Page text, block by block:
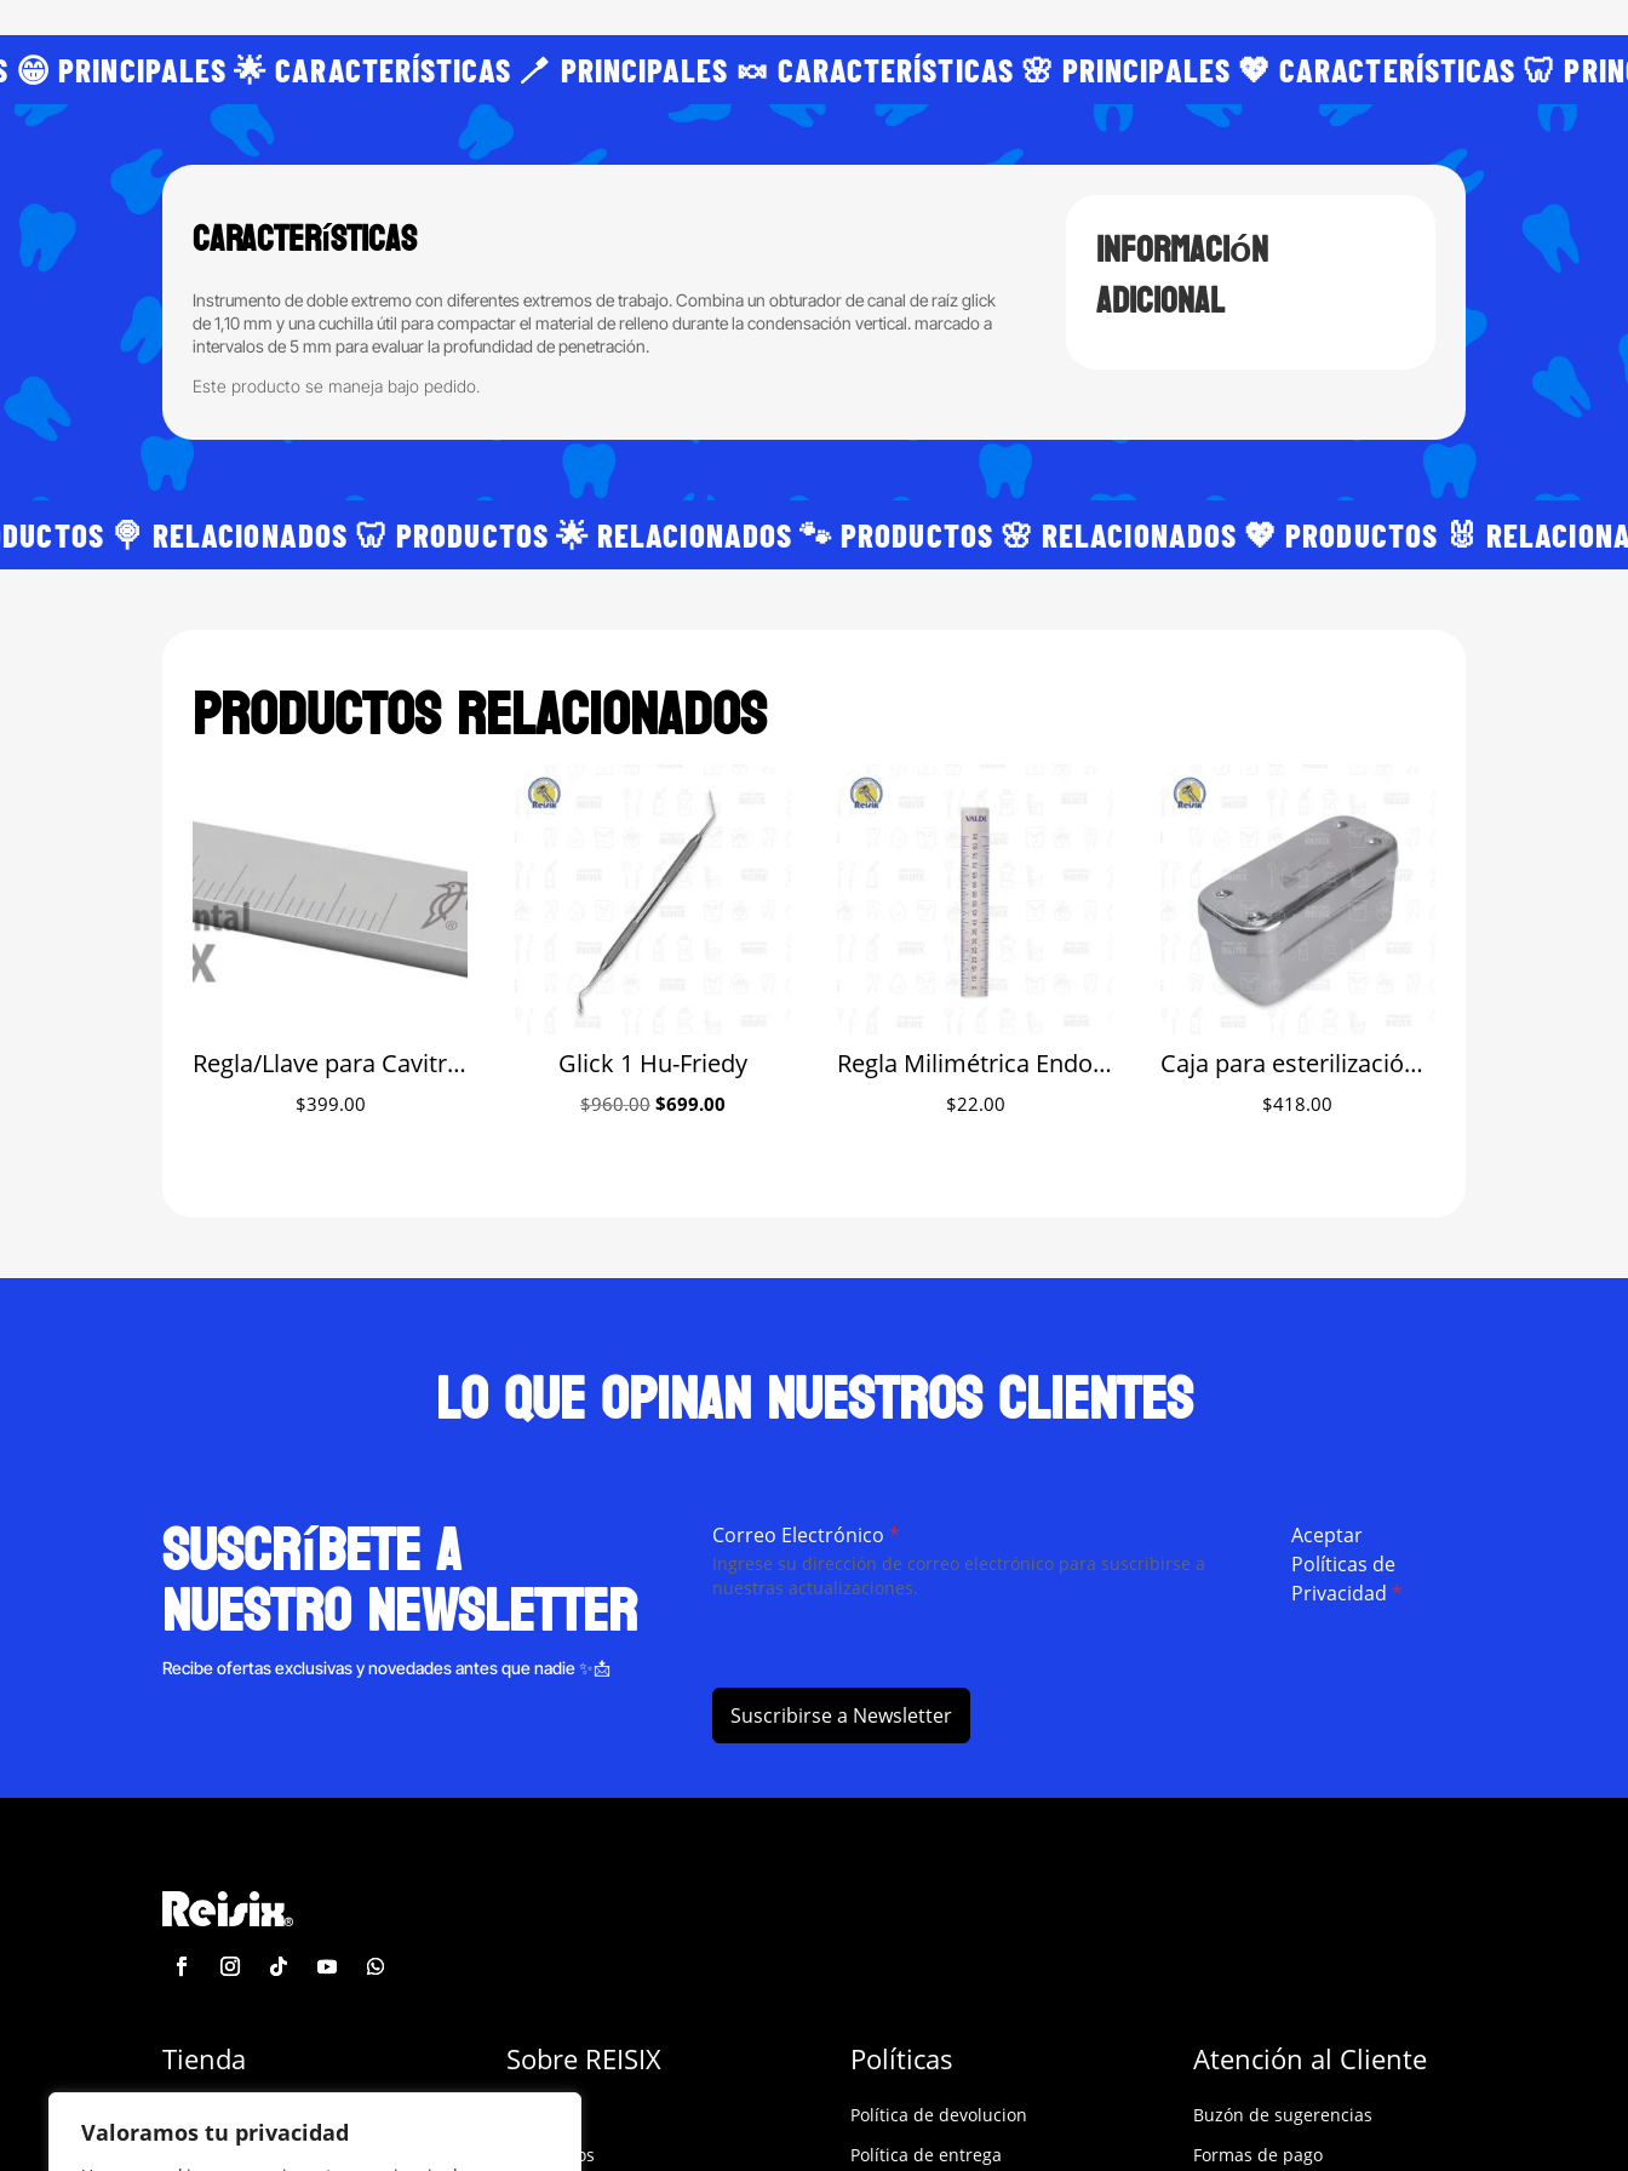
Valoramos tu privacidad
😁 PRINCIPALES 🌟 CARACTERÍSTICAS 🪥 PRINCIPALES 🍬 CARACTERÍSTICAS 🌸 PRINCIPALES 💖 CARACTERÍSTICAS 🦷
Características
Instrumento de doble extremo con diferentes extremos de trabajo. Combina un obturador de canal de raíz glick
de 1,10 mm y una cuchilla útil para compactar el material de relleno durante la condensación vertical. marcado a
intervalos de 5 mm para evaluar la profundidad de penetración.
Este producto se maneja bajo pedido.
Información
adicional
🍭 RELACIONADOS 🦷 PRODUCTOS 🌟 RELACIONADOS 🐾 PRODUCTOS 🌸 RELACIONADOS 💖 PRODUCTOS 🐰
Productos relacionados
Regla/Llave para Cavitron Endo DTE
$399.00
Glick 1 Hu-Friedy
$960.00 Original
$699.00Current
Regla Milimétrica Endodóntica
$22.00
Caja para esterilización de limas miniendo (307) 6B
$418.00
Lo que opinan nuestros clientes
suscríbete a
nuestro newsletter
Recibe ofertas exclusivas y novedades antes que nadie ✨📩
Correo Electrónico*
Ingrese su dirección de correo electrónico para suscribirse a
nuestras actualizaciones.
Aceptar
Políticas de
Privacidad*
Suscribirse a Newsletter
Tienda Sobre REISIX
Conócenos
Políticas
Política de devolucion
Política de entrega
Atención al Cliente
Buzón de sugerencias
Formas de pago